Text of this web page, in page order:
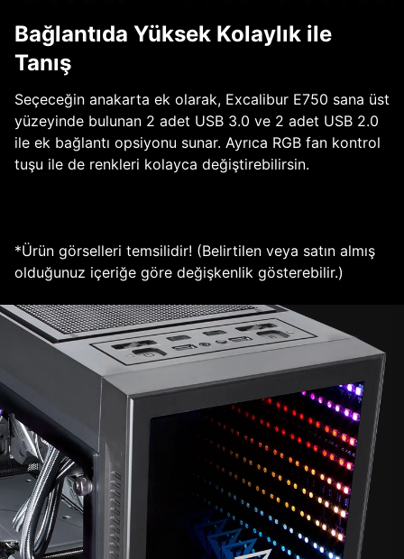
Bağlantıda Yüksek Kolaylık ile
Tanış
Seçeceğin anakarta ek olarak, Excalibur E750 sana üst
yüzeyinde bulunan 2 adet USB 3.0 ve 2 adet USB 2.0
ile ek bağlantı opsiyonu sunar. Ayrıca RGB fan kontrol
tuşu ile de renkleri kolayca değiştirebilirsin.
*Ürün görselleri temsilidir! (Belirtilen veya satın almış
olduğunuz içeriğe göre değişkenlik gösterebilir.)